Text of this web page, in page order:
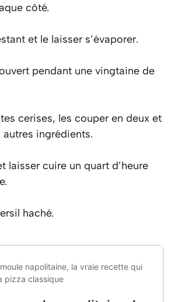
côté.
et le laisser s’évaporer.
pendant une vingtaine de
cerises, les couper en deux et
autres ingrédients.
laisser cuire un quart d’heure
haché.